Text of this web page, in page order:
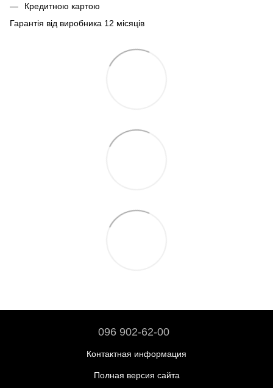
Кредитною картою
Гарантія від виробника 12 місяців
096 902-62-00
Контактная информация
Полная версия сайта